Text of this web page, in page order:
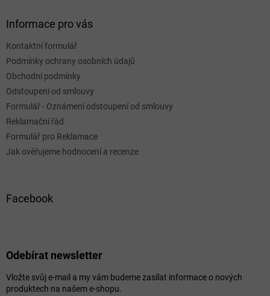
Informace pro vás
Kontaktní formulář
Podmínky ochrany osobních údajů
Obchodní podmínky
Odstoupení od smlouvy
Formulář - Oznámení odstoupení od smlouvy
Reklamační řád
Formulář pro Reklamace
Jak ověřujeme hodnocení a recenze
Facebook
Odebírat newsletter
Vložte svůj e-mail a my vám budeme zasílat informace o nových
produktech na našem e-shopu.